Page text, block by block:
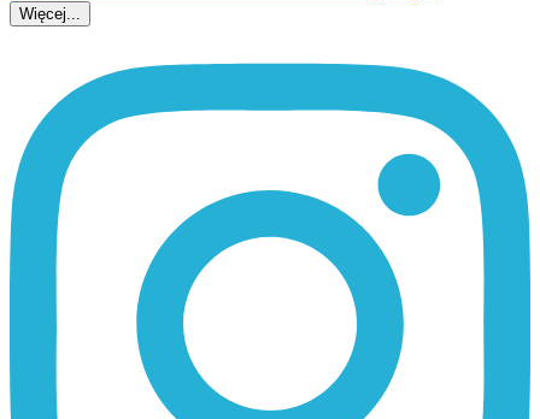
Więcej...